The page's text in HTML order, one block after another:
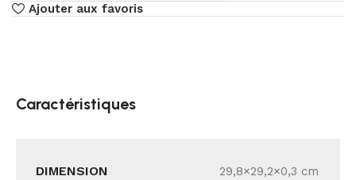
Ajouter aux favoris
Caractéristiques
DIMENSION 29,8×29,2×0,3 cm